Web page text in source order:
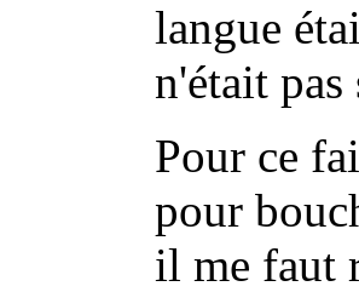
langue
n'était pas
Pour ce
pour
il me faut